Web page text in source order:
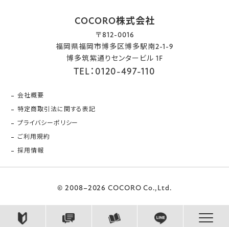
COCORO株式会社
〒812-0016
福岡県福岡市博多区博多駅南2-1-9
博多筑紫通りセンタービル 1F
TEL：0120-497-110
会社概要
特定商取引法に関する表記
プライバシーポリシー
ご利用規約
採用情報
© 2008–2026 COCORO Co.,Ltd.